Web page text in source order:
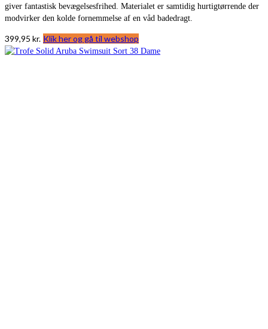
giver fantastisk bevægelsesfrihed. Materialet er samtidig hurtigtørrende der
modvirker den kolde fornemmelse af en våd badedragt.
399,95 kr. Klik her og gå til webshop